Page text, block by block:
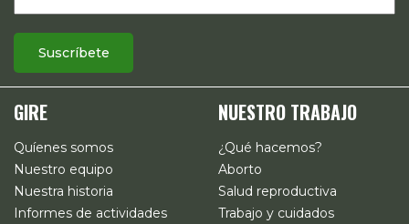
GIRE
Quíenes somos
Nuestro equipo
Nuestra historia
Informes de actividades
NUESTRO TRABAJO
¿Qué hacemos?
Aborto
Salud reproductiva
Trabajo y cuidados